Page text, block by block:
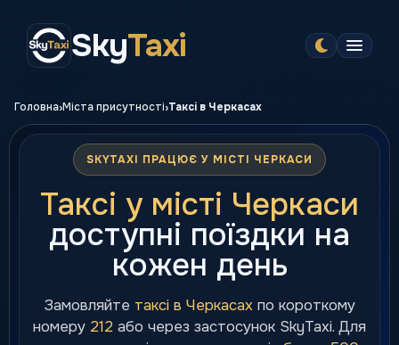
SkyTaxi
Головна›Міста присутності›Таксі в Черкасах
SKYTAXI ПРАЦЮЄ У МІСТІ ЧЕРКАСИ
Таксі у місті Черкаси
доступні поїздки на
кожен день
Замовляйте таксі в Черкасах по короткому
номеру 212 або через застосунок SkyTaxi. Для